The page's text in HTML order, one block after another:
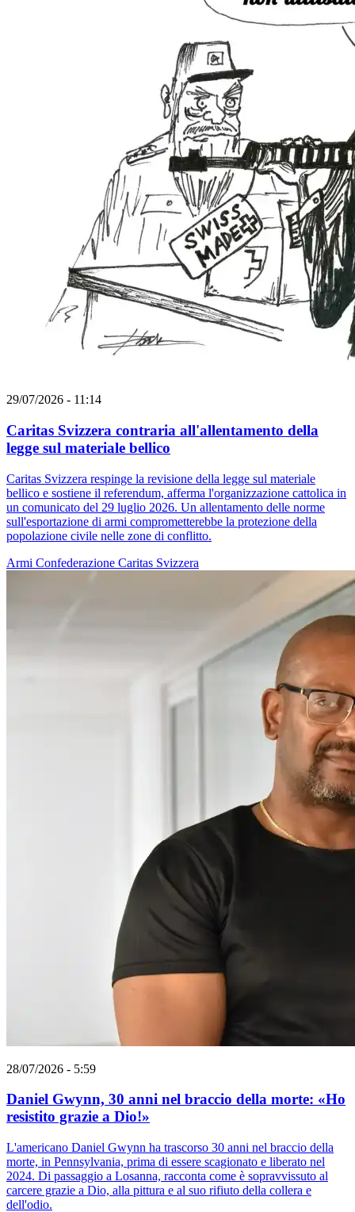
29/07/2026 - 11:14
Caritas Svizzera contraria all'allentamento della
legge sul materiale bellico
Caritas Svizzera respinge la revisione della legge sul materiale
bellico e sostiene il referendum, afferma l'organizzazione cattolica in
un comunicato del 29 luglio 2026. Un allentamento delle norme
sull'esportazione di armi comprometterebbe la protezione della
popolazione civile nelle zone di conflitto.
Armi Confederazione Caritas Svizzera
28/07/2026 - 5:59
Daniel Gwynn, 30 anni nel braccio della morte: «Ho
resistito grazie a Dio!»
L'americano Daniel Gwynn ha trascorso 30 anni nel braccio della
morte, in Pennsylvania, prima di essere scagionato e liberato nel
2024. Di passaggio a Losanna, racconta come è sopravvissuto al
carcere grazie a Dio, alla pittura e al suo rifiuto della collera e
dell'odio.